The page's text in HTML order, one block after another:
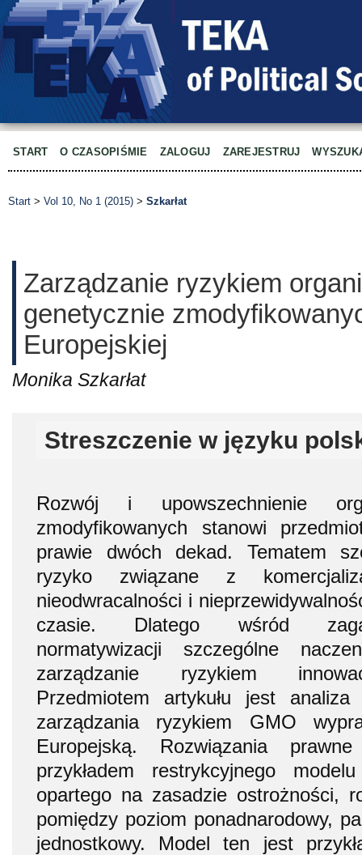
START O CZASOPIŚMIE ZALOGUJ ZAREJESTRUJ
Start > Vol 10, No 1 (2015) > Szkarłat
Zarządzanie ryzykiem
genetycznie
Europejskiej
Monika Szkarłat
Streszczenie w języku
Rozwój i upowszechnienie
zmodyfikowanych stanowi
prawie dwóch dekad. Tematem
ryzyko związane z
nieodwracalności i
czasie. Dlatego wśród
normatywizacji szczególne
zarządzanie ryzykiem
Przedmiotem artykułu jest
zarządzania ryzykiem GMO
Europejską. Rozwiązania
przykładem restrykcyjnego
opartego na zasadzie ostrożności,
pomiędzy poziom ponadnarodowy,
jednostkowy. Model ten jest